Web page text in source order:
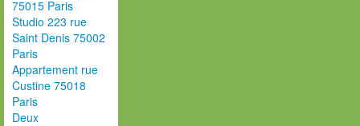
75015 Paris
Studio 223 rue
Saint Denis 75002
Paris
Appartement rue
Custine 75018
Paris
Deux